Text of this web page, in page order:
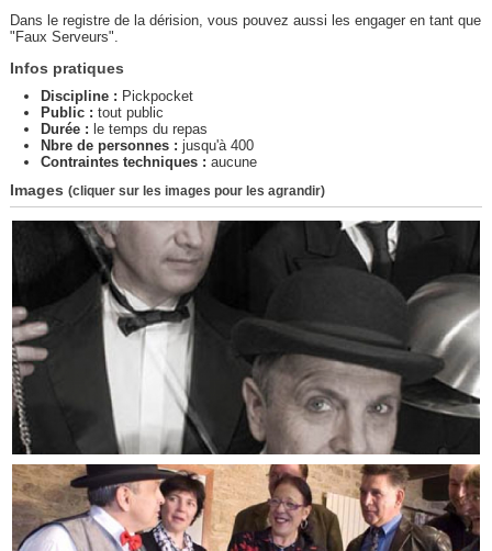
Dans le registre de la dérision, vous pouvez aussi les engager en tant que
"Faux Serveurs".
Infos pratiques
Discipline : Pickpocket
Public : tout public
Durée : le temps du repas
Nbre de personnes : jusqu'à 400
Contraintes techniques : aucune
Images (cliquer sur les images pour les agrandir)